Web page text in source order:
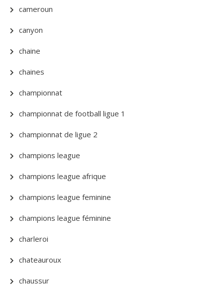
cameroun
canyon
chaine
chaines
championnat
championnat de football ligue 1
championnat de ligue 2
champions league
champions league afrique
champions league feminine
champions league féminine
charleroi
chateauroux
chaussur